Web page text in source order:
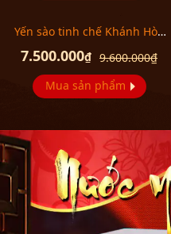
Yến sào tinh chế Khánh Hòa
9.600.000₫
7.500.000₫
Mua sản phẩm